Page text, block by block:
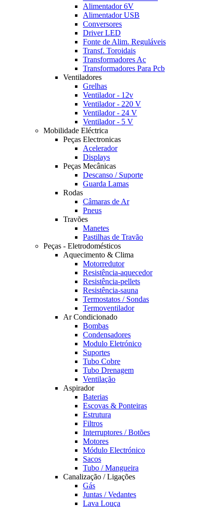
Alimentador 6V
Alimentador USB
Conversores
Driver LED
Fonte de Alim. Reguláveis
Transf. Toroidais
Transformadores Ac
Transformadores Para Pcb
Ventiladores
Grelhas
Ventilador - 12v
Ventilador - 220 V
Ventilador - 24 V
Ventilador - 5 V
Mobilidade Eléctrica
Peças Electronicas
Acelerador
Displays
Peças Mecânicas
Descanso / Suporte
Guarda Lamas
Rodas
Câmaras de Ar
Pneus
Travões
Manetes
Pastilhas de Travão
Peças - Eletrodomésticos
Aquecimento & Clima
Motorredutor
Resistência-aquecedor
Resistência-pellets
Resistência-sauna
Termostatos / Sondas
Termoventilador
Ar Condicionado
Bombas
Condensadores
Modulo Eletrónico
Suportes
Tubo Cobre
Tubo Drenagem
Ventilação
Aspirador
Baterias
Escovas & Ponteiras
Estrutura
Filtros
Interruptores / Botões
Motores
Módulo Electrónico
Sacos
Tubo / Mangueira
Canalização / Ligações
Gás
Juntas / Vedantes
Lava Louça